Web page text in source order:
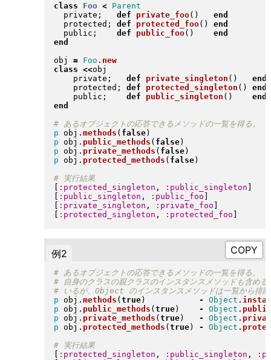
class
Foo <
Parent
  private;
def private_foo( )
end
  protected;
def protected_foo( )
end
  public;
def public_foo( )
end
end
obj = Foo . new
class <<obj
    private;
def private_singleton ( )
end
    protected;
def protected_singleton ( )
end
    public;
def public_singleton ( )
end
end
p obj . methods ( false)
p obj . public_methods ( false)
p obj . private_methods ( false)
p obj . protected_methods ( false)
# 実行結果
:protected_singleton , :public_singleton
:public_singleton , :public_foo
:private_singleton , :private_foo
:protected_singleton , :protected_foo
例2
p obj . methods (true) - Object .
p obj . public_methods (true) - Object .
p obj . private_methods (true) - Object .
p obj . protected_methods (true) - Object .
# 実行結果
[ :protected_singleton , :public_singleton ,